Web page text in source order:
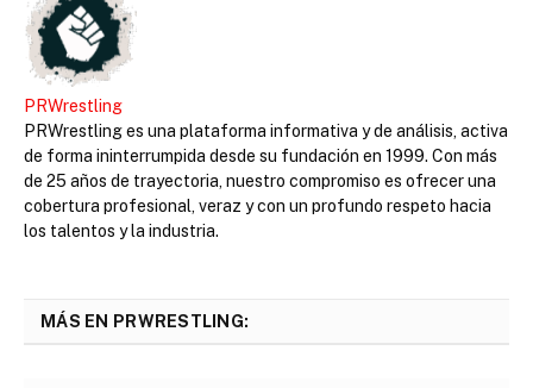
PRWrestling
PRWrestling es una plataforma informativa y de análisis, activa
de forma ininterrumpida desde su fundación en 1999. Con más
de 25 años de trayectoria, nuestro compromiso es ofrecer una
cobertura profesional, veraz y con un profundo respeto hacia
los talentos y la industria.
MÁS EN PRWRESTLING: